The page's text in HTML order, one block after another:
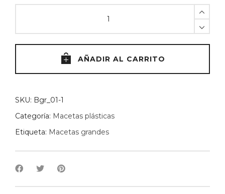
negra
EDÉN
AÑADIR AL CARRITO
SKU: Bgr_01-1
Categoría: Macetas plásticas
Etiqueta: Macetas grandes